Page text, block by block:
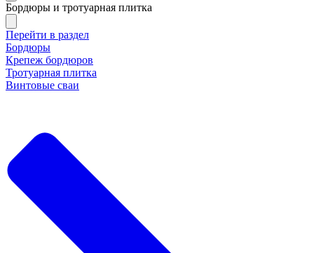
Бордюры и тротуарная плитка
Перейти в раздел
Бордюры
Крепеж бордюров
Тротуарная плитка
Винтовые сваи